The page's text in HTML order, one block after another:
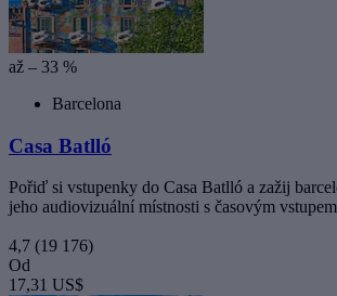
až – 33 %
Barcelona
Casa Batlló
Pořiď si vstupenky do Casa Batlló a zažij
jeho audiovizuální místnosti s časovým vstupem
4,7 (19 176)
Od
17,31 US$